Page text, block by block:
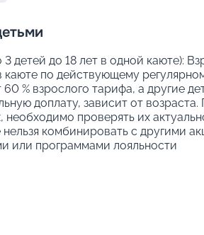
3 детей до 18 лет в одной каюте):
каюте по действующему
% взрослого тарифа, а другие
доплату, зависит от
необходимо проверять их
комбинировать с другими
или программами лояльности